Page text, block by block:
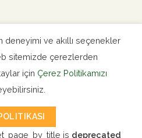
Resmi Sitesi
deneyimi ve akıllı seçenekler
sitemizde çerezlerden
için Çerez Politikamızı
is deprecated